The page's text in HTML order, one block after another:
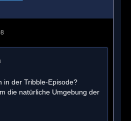
in der Tribble-Episode?
die natürliche Umgebung der